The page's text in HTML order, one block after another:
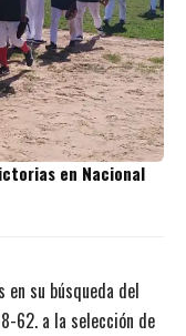
en Nacional
su búsqueda del
62. a la selección de